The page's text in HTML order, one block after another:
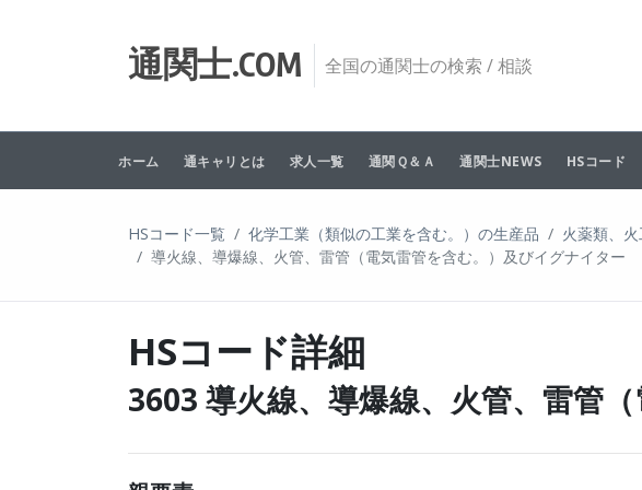
通関士.COM 全国の通関士の検索 / 相談
ホーム 通キャリとは 求人一覧 通関Ｑ＆Ａ 通関士NEWS HSコード
HSコード一覧 化学工業（類似の工業を含む。）の生産品
火薬類、
導火線、導爆線、火管、雷管（電気雷管を含む。）及びイグナイター
HSコード詳細
3603 導火線、導爆線、火管、雷管